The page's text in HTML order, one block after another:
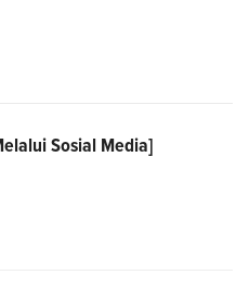
Sosial Media]